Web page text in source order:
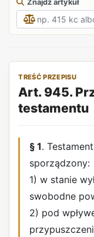
Znajdź artykuł
TREŚĆ PRZEPISU
Art. 945.
testamentu
§ 1.
sporządzony:
1) w stanie
swobodne
2) pod